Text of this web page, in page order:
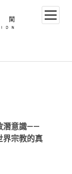
潛意識——
界宗教的真